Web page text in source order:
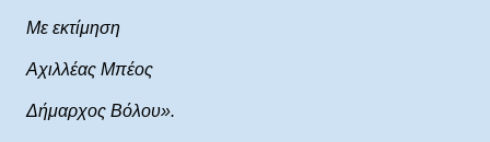
Με εκτίμηση
Αχιλλέας Μπέος
Δήμαρχος Βόλου».